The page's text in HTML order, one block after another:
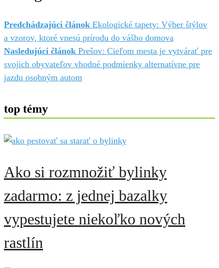
Predchádzajúci článok Ekologické tapety: Výber štýlov
a vzorov, ktoré vnesú prírodu do vášho domova
Nasledujúci článok Prešov: Cieľom mesta je vytvárať pre
svojich obyvateľov vhodné podmienky alternatívne pre
jazdu osobným autom
top témy
Ako si rozmnožiť bylinky
zadarmo: z jednej bazalky
vypestujete niekoľko nových
rastlín